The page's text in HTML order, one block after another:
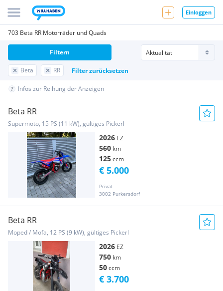
Einloggen
703 Beta RR Motorräder und Quads
Beta RR Filter zurücksetzen
Filtern
Infos zur Reihung der Anzeigen
Beta RR
Supermoto, 15 PS (11 kW), gültiges Pickerl
2026 EZ
560 km
125ccm
Privat
3002 Purkersdorf
€ 5.000
Beta RR
Moped / Mofa, 12 PS (9 kW), gültiges Pickerl
2026 EZ
750 km
50ccm
€ 3.700